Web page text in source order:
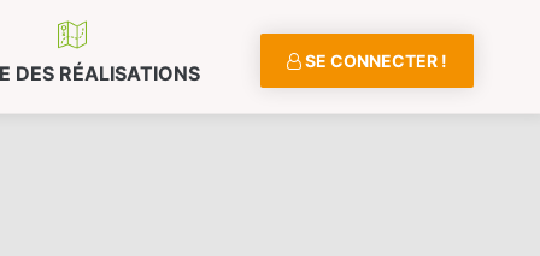
DES RÉALISATIONS
SE CONNECTER !